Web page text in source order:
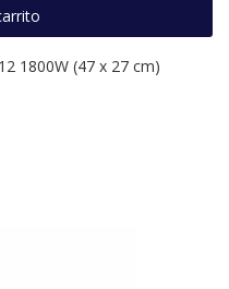
1800W (47 x 27 cm)